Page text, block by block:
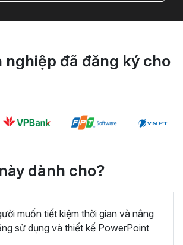
nghiệp đã đăng ký cho
dành cho?
muốn tiết kiệm thời gian và nâng
sử dụng và thiết kế PowerPoint